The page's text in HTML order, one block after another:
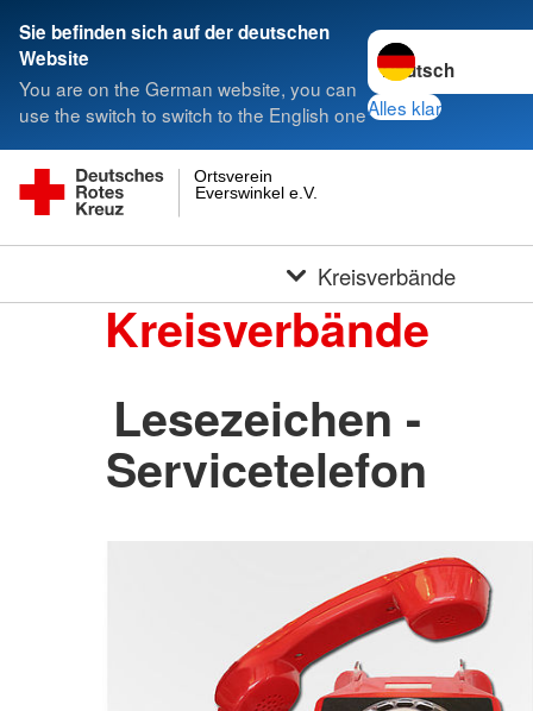
Sie befinden sich auf der deutschen
Website
You are on the German website, you can
use the switch to switch to the English one
Sprache wechseln
Alles klar
Everswinkel e.V.
Ortsverein
Kreisverbände
Kreisverbände
Lesezeichen -
Servicetelefon